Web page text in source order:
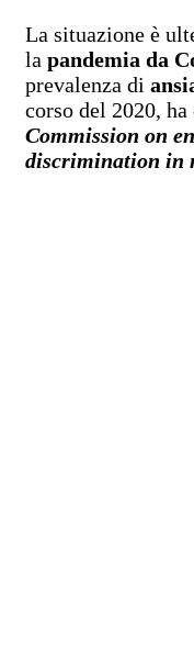
La situazione è
la pandemia da
prevalenza di
corso del 2020,
Commission on
discrimination in